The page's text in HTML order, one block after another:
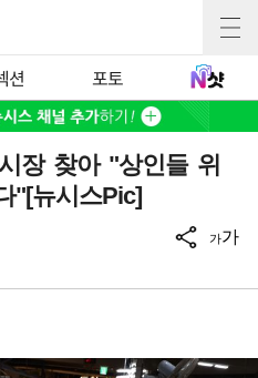
션 포토
장 찾아 "상인들 위
"[뉴시스Pic]
가가